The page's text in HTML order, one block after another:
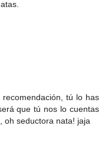
tú lo has
que tú nos lo cuentas
oh seductora nata! jaja